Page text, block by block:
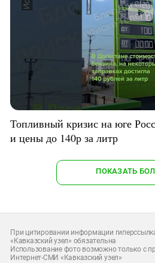
Топливный кризис на юге
и цены до 140р за литр
ПОКАЗАТЬ
При цитировании информации
«Кавказский узел» обязательна
Использование фото возможно только с
Интернет-СМИ «Кавказский узел»